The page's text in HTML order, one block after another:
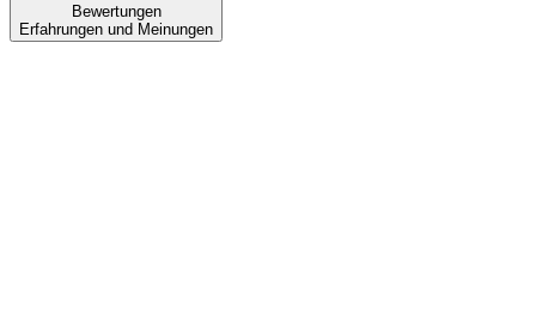
Bewertungen
Erfahrungen und Meinungen